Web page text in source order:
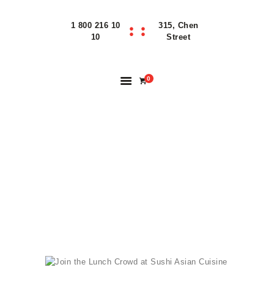
1 800 216 10
10
315, Chen
Street
0
Home